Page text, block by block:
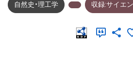
自然史・理工学 収録:サイエ